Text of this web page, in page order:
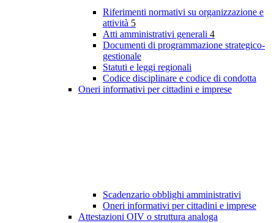
Riferimenti normativi su organizzazione e
attività 5
Atti amministrativi generali 4
Documenti di programmazione strategico-
gestionale
Statuti e leggi regionali
Codice disciplinare e codice di condotta
Oneri informativi per cittadini e imprese
Scadenzario obblighi amministrativi
Oneri informativi per cittadini e imprese
Attestazioni OIV o struttura analoga